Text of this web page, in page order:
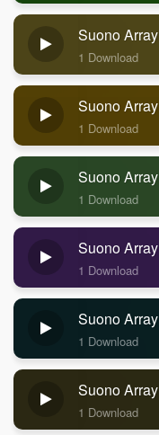
Suono Array
1 Download
Suono Array
1 Download
Suono Array
1 Download
Suono Array
1 Download
Suono Array
1 Download
Suono Array
1 Download